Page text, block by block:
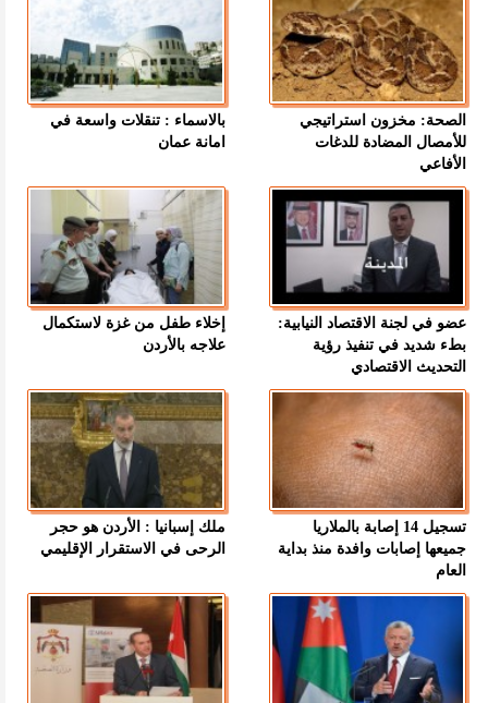
الصحة: مخزون استراتيجي
للأمصال المضادة للدغات
الأفاعي
بالاسماء : تنقلات واسعة في
امانة عمان
عضو في لجنة الاقتصاد النيابية:
بطء شديد في تنفيذ رؤية
التحديث الاقتصادي
إخلاء طفل من غزة لاستكمال
علاجه بالأردن
تسجيل 14 إصابة بالملاريا
جميعها إصابات وافدة منذ بداية
العام
ملك إسبانيا : الأردن هو حجر
الرحى في الاستقرار الإقليمي